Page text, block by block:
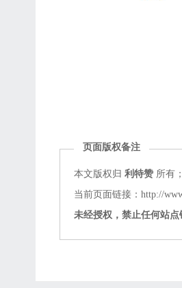
页面版权备注
本文版权归 利特赞 所有
当前页面链接：http://
未经授权，禁止任何站